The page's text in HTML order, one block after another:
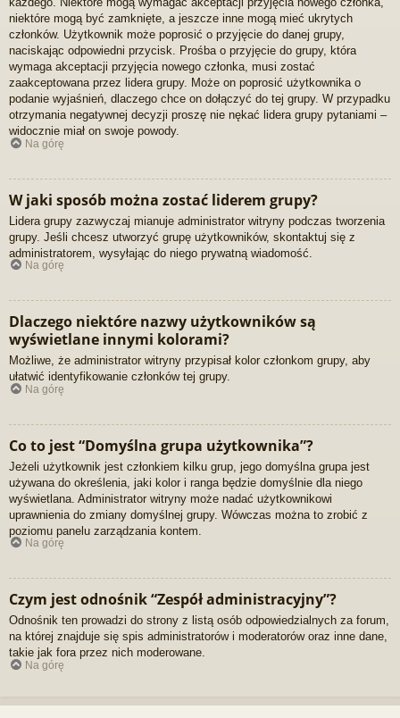
niektóre mogą być zamknięte, a jeszcze inne mogą mieć ukrytych
członków. Użytkownik może poprosić o przyjęcie do danej grupy,
naciskając odpowiedni przycisk. Prośba o przyjęcie do grupy, która
wymaga akceptacji przyjęcia nowego członka, musi zostać
zaakceptowana przez lidera grupy. Może on poprosić użytkownika o
podanie wyjaśnień, dlaczego chce on dołączyć do tej grupy. W przypadku
otrzymania negatywnej decyzji proszę nie nękać lidera grupy pytaniami –
widocznie miał on swoje powody.
Na górę
W jaki sposób można zostać liderem grupy?
Lidera grupy zazwyczaj mianuje administrator witryny podczas tworzenia
grupy. Jeśli chcesz utworzyć grupę użytkowników, skontaktuj się z
administratorem, wysyłając do niego prywatną wiadomość.
Na górę
Dlaczego niektóre nazwy użytkowników są
wyświetlane innymi kolorami?
Możliwe, że administrator witryny przypisał kolor członkom grupy, aby
ułatwić identyfikowanie członków tej grupy.
Na górę
Co to jest “Domyślna grupa użytkownika”?
Jeżeli użytkownik jest członkiem kilku grup, jego domyślna grupa jest
używana do określenia, jaki kolor i ranga będzie domyślnie dla niego
wyświetlana. Administrator witryny może nadać użytkownikowi
uprawnienia do zmiany domyślnej grupy. Wówczas można to zrobić z
poziomu panelu zarządzania kontem.
Na górę
Czym jest odnośnik “Zespół administracyjny”?
Odnośnik ten prowadzi do strony z listą osób odpowiedzialnych za forum,
na której znajduje się spis administratorów i moderatorów oraz inne dane,
takie jak fora przez nich moderowane.
Na górę